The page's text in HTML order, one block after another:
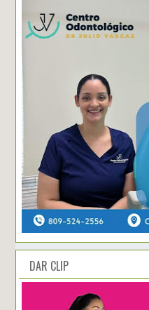
DAR CLIP